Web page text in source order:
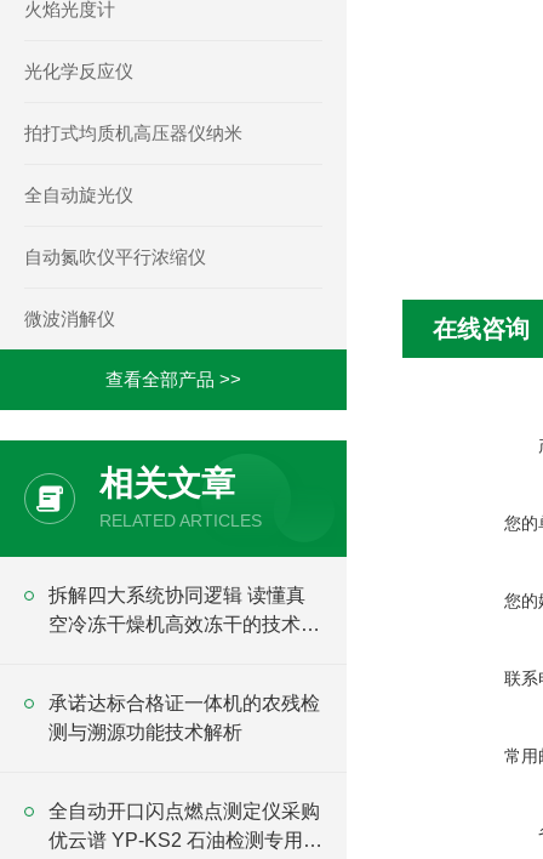
在线咨询
您的
您的
联系
常用
火焰光度计
光化学反应仪
拍打式均质机高压器仪纳米
全自动旋光仪
自动氮吹仪平行浓缩仪
微波消解仪
查看全部产品 >>
相关文章
RELATED ARTICLES
拆解四大系统协同逻辑 读懂真
空冷冻干燥机高效冻干的技术底
承诺达标合格证一体机的农残检
测与溯源功能技术解析
全自动开口闪点燃点测定仪采购
优云谱 YP-KS2 石油检测专用设